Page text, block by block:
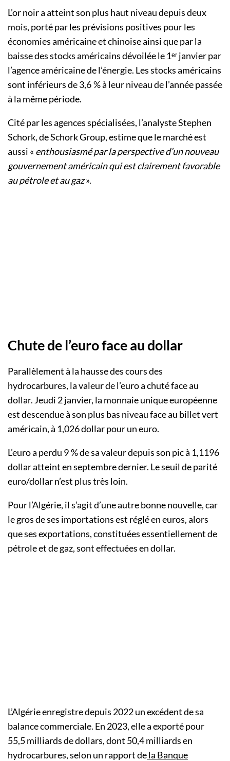
L’or noir a atteint son plus haut niveau depuis deux
mois, porté par les prévisions positives pour les
économies américaine et chinoise ainsi que par la
baisse des stocks américains dévoilée le 1ᵉʳ janvier par
l’agence américaine de l’énergie. Les stocks américains
sont inférieurs de 3,6 % à leur niveau de l’année passée
à la même période.
Cité par les agences spécialisées, l’analyste Stephen
Schork, de Schork Group, estime que le marché est
aussi « enthousiasmé par la perspective d’un nouveau
gouvernement américain qui est clairement favorable
au pétrole et au gaz».
Chute de l’euro face au dollar
Parallèlement à la hausse des cours des
hydrocarbures, la valeur de l’euro a chuté face au
dollar. Jeudi 2 janvier, la monnaie unique européenne
est descendue à son plus bas niveau face au billet vert
américain, à 1,026 dollar pour un euro.
L’euro a perdu 9 % de sa valeur depuis son pic à 1,1196
dollar atteint en septembre dernier. Le seuil de parité
euro/dollar n’est plus très loin.
Pour l’Algérie, il s’agit d’une autre bonne nouvelle, car
le gros de ses importations est réglé en euros, alors
que ses exportations, constituées essentiellement de
pétrole et de gaz, sont effectuées en dollar.
L’Algérie enregistre depuis 2022 un excédent de sa
balance commerciale. En 2023, elle a exporté pour
55,5 milliards de dollars, dont 50,4 milliards en
hydrocarbures, selon un rapport dela Banque